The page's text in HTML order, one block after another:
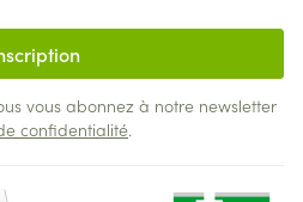
vous abonnez à notre newsletter
confidentialité.